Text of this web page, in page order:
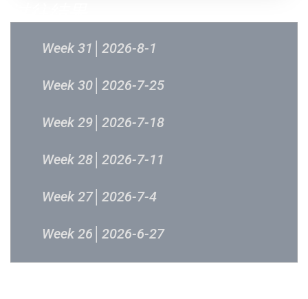
Week 31│2026-8-1
Week 30│2026-7-25
Week 29│2026-7-18
Week 28│2026-7-11
Week 27│2026-7-4
Week 26│2026-6-27